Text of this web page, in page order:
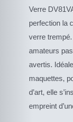
Verre
perfection la
verre
amateurs
avertis.
maquettes,
d’art, elle
empreint